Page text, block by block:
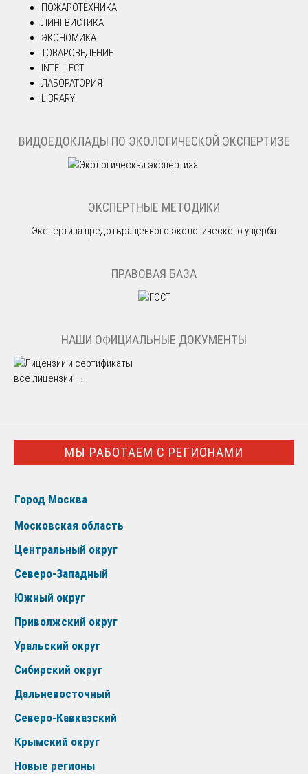
ПОЖАРОТЕХНИКА
ЛИНГВИСТИКА
ЭКОНОМИКА
ТОВАРОВЕДЕНИЕ
INTELLECT
ЛАБОРАТОРИЯ
LIBRARY
ВИДОЕДОКЛАДЫ ПО ЭКОЛОГИЧЕСКОЙ ЭКСПЕРТИЗЕ
ЭКСПЕРТНЫЕ МЕТОДИКИ
Экспертиза предотвращенного экологического ущерба
ПРАВОВАЯ БАЗА
НАШИ ОФИЦИАЛЬНЫЕ ДОКУМЕНТЫ
все лицензии →
МЫ РАБОТАЕМ С РЕГИОНАМИ
Город Москва
Московская область
Центральный округ
Северо-Западный
Южный округ
Приволжский округ
Уральский округ
Сибирский округ
Дальневосточный
Северо-Кавказский
Крымский округ
Новые регионы